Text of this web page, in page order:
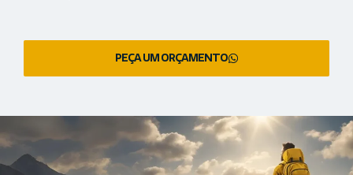
PEÇA UM ORÇAMENTO